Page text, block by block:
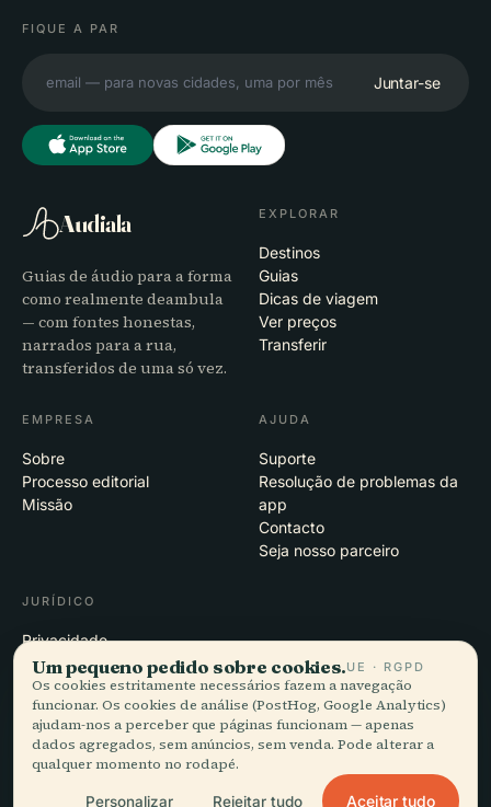
FIQUE A PAR
Juntar-se
Audiala
Guias de áudio para a forma
como realmente deambula
— com fontes honestas,
narrados para a rua,
transferidos de uma só vez.
EXPLORAR
Destinos
Guias
Dicas de viagem
Ver preços
Transferir
EMPRESA
Sobre
Processo editorial
Missão
AJUDA
Suporte
Resolução de problemas da
app
Contacto
Seja nosso parceiro
JURÍDICO
Privacidade
Termos
Definições de cookies
Eliminar conta
© 2026 Audiala · Feito em Morges, Suíça, na estrada e nas nuvens
Um pequeno pedido sobre cookies.UE · RGPD
Os cookies estritamente necessários fazem a navegação
funcionar. Os cookies de análise (PostHog, Google Analytics)
ajudam-nos a perceber que páginas funcionam — apenas
dados agregados, sem anúncios, sem venda. Pode alterar a
qualquer momento no rodapé.
Personalizar Rejeitar tudo Aceitar tudo